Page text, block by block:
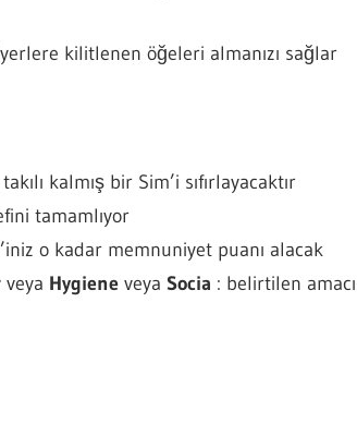
kilitlenen öğeleri almanızı sağlar
kalmış bir Sim’i sıfırlayacaktır
tamamlıyor
o kadar memnuniyet puanı alacak
veya Hygiene veya Socia : belirtilen amacı